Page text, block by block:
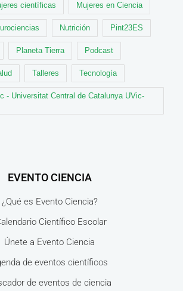
científicas Mujeres en Ciencia
Nutrición Pint23ES
Planeta Tierra Podcast
Talleres Tecnología
- Universitat Central de Catalunya UVic-
EVENTO CIENCIA
¿Qué es Evento Ciencia?
Científico Escolar
Únete a Evento Ciencia
de eventos científicos
de eventos de ciencia